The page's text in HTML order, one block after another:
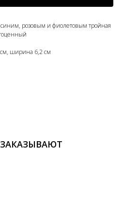
синим, розовым и фиолетовым тройная
см, ширина 6,2 см